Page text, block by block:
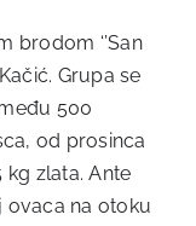
brodom ‘’San
Grupa se
500
od prosinca
kg zlata. Ante
ovaca na otoku